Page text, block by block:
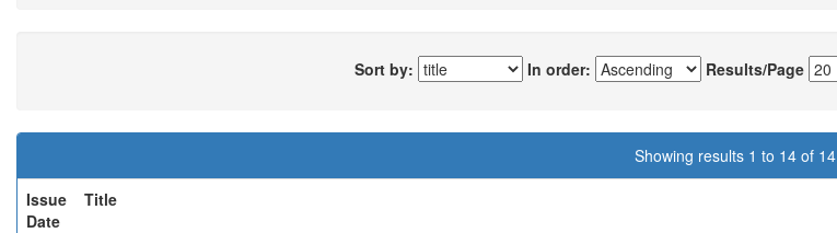
Sort by: In order: Results/Page
Showing results 1 to 14 of 14
Issue
Date
Title